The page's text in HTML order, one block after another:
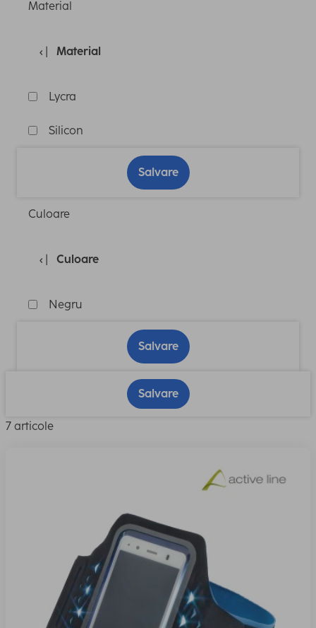
Material
Material
Lycra
Silicon
Salvare
Culoare
Culoare
Negru
Salvare
Salvare
7 articole